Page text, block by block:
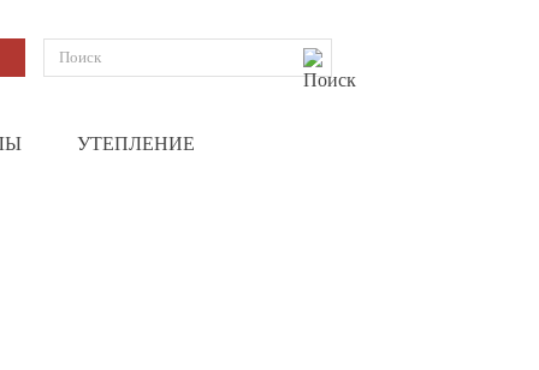
УТЕПЛЕНИЕ